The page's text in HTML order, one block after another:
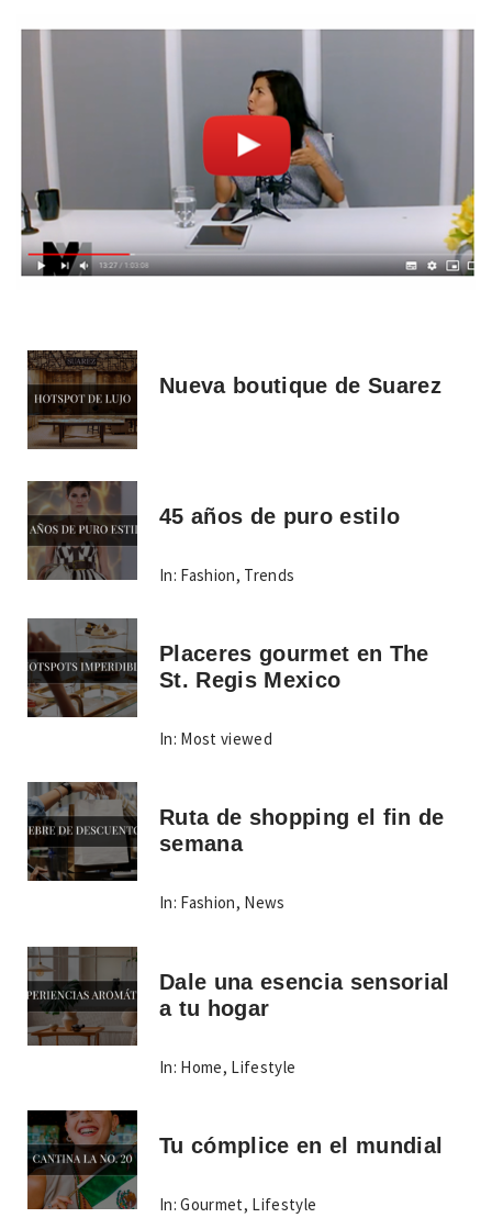
Nueva boutique de Suarez
45 años de puro estilo
In: Fashion, Trends
Placeres gourmet en The
St. Regis Mexico
In: Most viewed
Ruta de shopping el fin de
semana
In: Fashion, News
Dale una esencia sensorial
a tu hogar
In: Home, Lifestyle
Tu cómplice en el mundial
In: Gourmet, Lifestyle